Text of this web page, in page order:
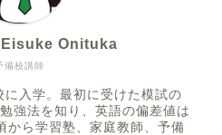
備校講師
Eisuke Onituka
入学。最初に受けた模試の
強法を知り、英語の偏差値は
から学習塾、家庭教師、予備